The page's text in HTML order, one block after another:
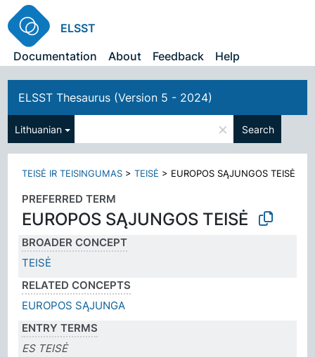
ELSST
Documentation
About Feedback Help
ELSST Thesaurus (Version 5 - 2024)
Lithuanian × Search
TEISĖ IR TEISINGUMAS >TEISĖ > EUROPOS SĄJUNGOS TEISĖ
PREFERRED TERM
EUROPOS SĄJUNGOS TEISĖ
BROADER CONCEPT
TEISĖ
RELATED CONCEPTS
EUROPOS SĄJUNGA
ENTRY TERMS
ES TEISĖ